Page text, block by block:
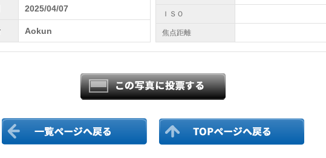
2025/04/07
Aokun
ＩＳＯ
焦点距離